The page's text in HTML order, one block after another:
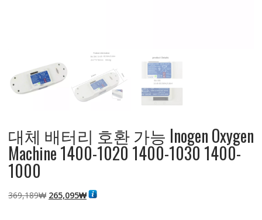
대체 배터리 호환 가능 Inogen Oxygen
Machine 1400-1020 1400-1030 1400-
1000
369,189₩ 원
265,095₩현